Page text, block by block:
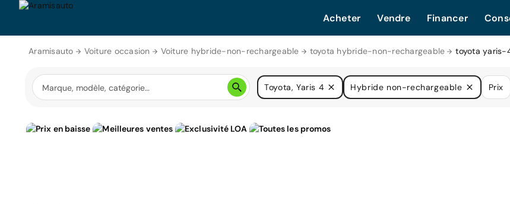
Acheter Vendre Financer
Aramisauto Voiture occasion Voiture hybride-non-rechargeable toyota hybride-non-rechargeable toyota yaris-
Toyota, Yaris 4 Hybride non-rechargeable Prix